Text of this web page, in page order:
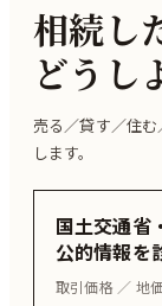
相続し
どうし
売る／貸す／住
します。
国土交通省
公的情報を
取引価格 ／ 地